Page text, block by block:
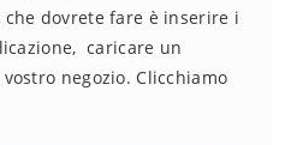
dovrete fare è inserire i
caricare un
negozio. Clicchiamo